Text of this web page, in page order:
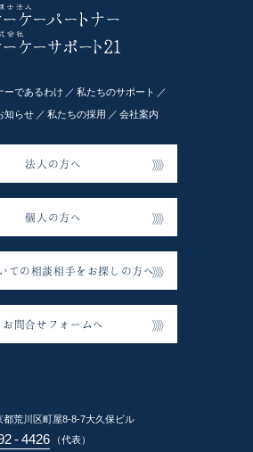
ーであるわけ 私たちのサポート
知らせ 私たちの採用 会社案内
法人の方へ
個人の方へ
ての相談相手をお探しの方へ
お問合せフォームへ
都荒川区町屋8-8-7大久保ビル
- 4426
（代表）